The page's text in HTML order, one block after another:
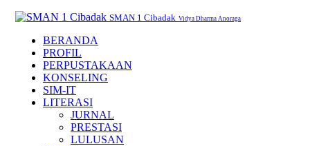
SMAN 1 Cibadak Vidya Dharma Anoraga
BERANDA
PROFIL
PERPUSTAKAAN
KONSELING
SIM-IT
LITERASI
JURNAL
PRESTASI
LULUSAN